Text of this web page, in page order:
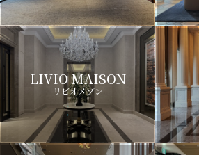
LIVIO MAISON
リビオメゾン